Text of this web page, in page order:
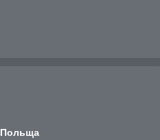
Польща